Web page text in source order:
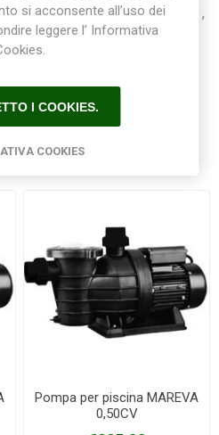
, pompa piscina (4), piscina
,
(4), autoinnescante
(4)
correlati
Pompa per piscina MAREVA
0,50CV
si acconsente all’uso dei
leggere l’ Informativa
I COOKIES.
COOKIES